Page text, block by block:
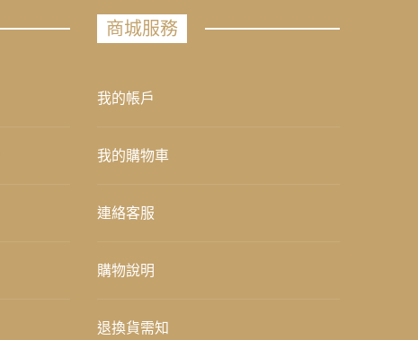
商城服務
我的帳戶
我的購物車
連絡客服
購物說明
退換貨需知